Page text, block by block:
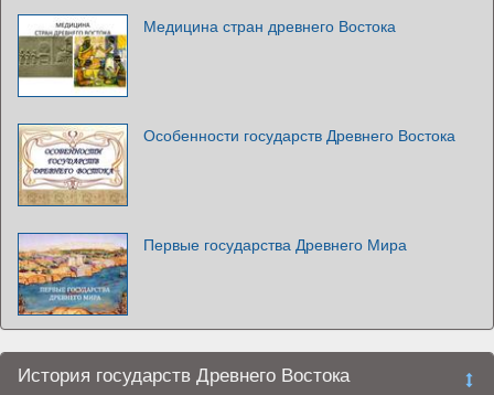
Медицина стран древнего Востока
Особенности государств Древнего Востока
Первые государства Древнего Мира
История государств Древнего Востока